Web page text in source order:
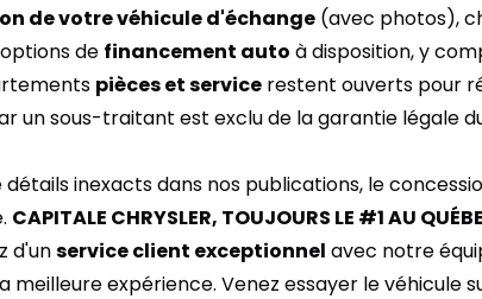
de votre véhicule d'échange (avec photos),
de financement auto à disposition, y
pièces et service restent ouverts pour
un sous-traitant est exclu de la garantie légale
détails inexacts dans nos publications, le
CAPITALE CHRYSLER, TOUJOURS LE #1 AU
d'unservice client exceptionnel avec notre
meilleure expérience. Venez essayer le véhicule